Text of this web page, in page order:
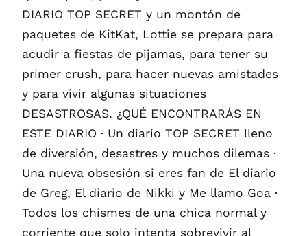
DIARIO TOP SECRET y un montón de
paquetes de KitKat, Lottie se prepara para
acudir a fiestas de pijamas, para tener su
primer crush, para hacer nuevas amistades
y para vivir algunas situaciones
DESASTROSAS. ¿QUÉ ENCONTRARÁS EN
ESTE DIARIO · Un diario TOP SECRET lleno
de diversión, desastres y muchos dilemas ·
Una nueva obsesión si eres fan de El diario
de Greg, El diario de Nikki y Me llamo Goa ·
Todos los chismes de una chica normal y
corriente que solo intenta sobrevivir al